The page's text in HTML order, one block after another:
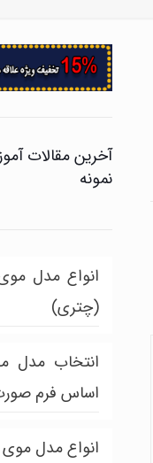
آخرین مقالات
نمونه
انواع مدل
(چتری)
انتخاب مدل
اساس فرم
انواع مدل